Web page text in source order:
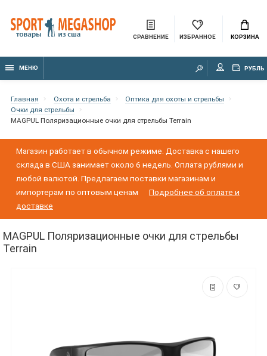
СРАВНЕНИЕ ИЗБРАННОЕ КОРЗИНА
МЕНЮ РУБЛЬ
Главная Охота и стрельба
Оптика для охоты и стрельбы
Очки для стрельбы
MAGPUL Поляризационные очки для стрельбы Terrain
Магазин работает в обычном режиме. Доставка с нашего
склада в США занимает около 6 недель. Оплата рублями и
любой валютой. Предлагаем поставки магазинам и
импортерам по оптовым ценам
Подробнее об оплате и
доставке
MAGPUL Поляризационные очки для стрельбы
Terrain